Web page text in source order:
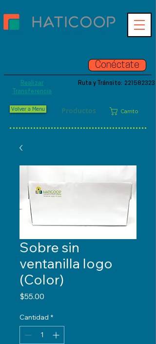
Conéctate
Realizar
Transferencia
Ruta y Tránsito: 221582323
Volver a Menu Productos Carrito
Sobre sin
ventanilla logo
(Color)
$55.00
Cantidad *